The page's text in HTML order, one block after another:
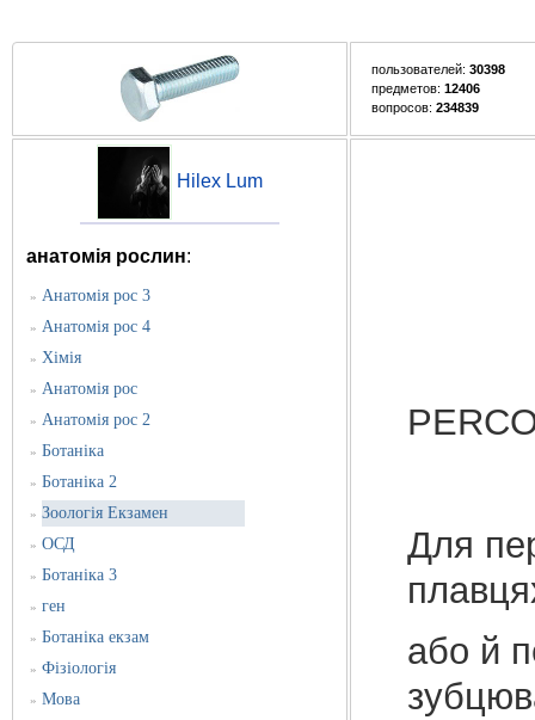
пользователей: 30398
предметов: 12406
вопросов: 234839
Hilex Lum
анатомія рослин:
» Анатомія рос 3
» Анатомія рос 4
» Хімія
» Анатомія рос
» Анатомія рос 2
» Ботаніка
» Ботаніка 2
» Зоологія Екзамен
» ОСД
» Ботаніка 3
» ген
» Ботаніка екзам
» Фізіологія
» Мова
Для
або й